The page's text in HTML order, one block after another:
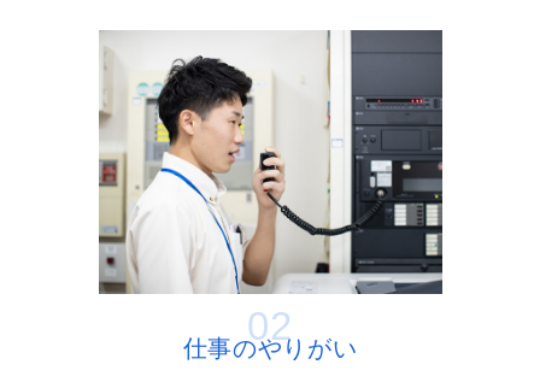
02
仕事のやりがい